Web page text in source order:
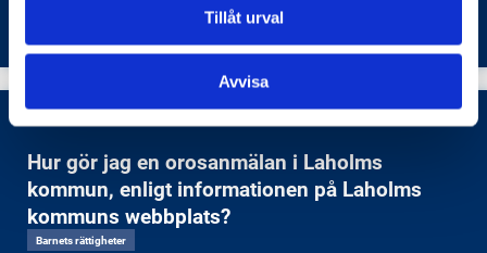
Tillåt urval
Avvisa
Hur gör jag en orosanmälan i Laholms
kommun, enligt informationen på Laholms
kommuns webbplats?
Barnets rättigheter